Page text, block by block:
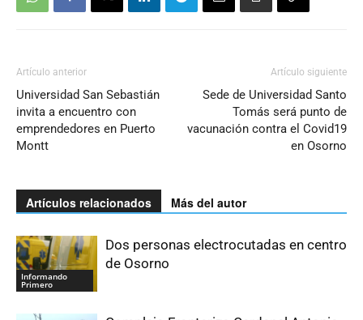
Artículo anterior
Universidad San Sebastián
invita a encuentro con
emprendedores en Puerto
Montt
Artículo siguiente
Sede de Universidad Santo
Tomás será punto de
vacunación contra el Covid19
en Osorno
Artículos relacionados Más del autor
Informando
Primero
Dos personas electrocutadas en centro
de Osorno